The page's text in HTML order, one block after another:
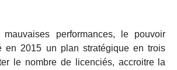
performances, le pouvoir
en 2015 un plan stratégique en trois
le nombre de licenciés, accroitre la